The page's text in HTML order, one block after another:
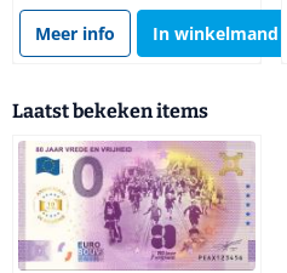
Meer info In winkelmand
Laatst bekeken items